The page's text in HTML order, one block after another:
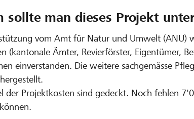
sollte man dieses Projekt
vom Amt für Natur und Umwelt (ANU)
(kantonale Ämter, Revierförster, Eigentümer,
einverstanden. Die weitere sachgemässe
der Projektkosten sind gedeckt. Noch fehlen